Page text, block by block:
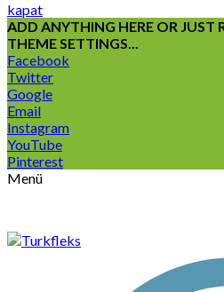
kapat
ADD ANYTHING HERE OR JUST
THEME SETTINGS...
Facebook
Twitter
Google
Email
Instagram
YouTube
Pinterest
Menü